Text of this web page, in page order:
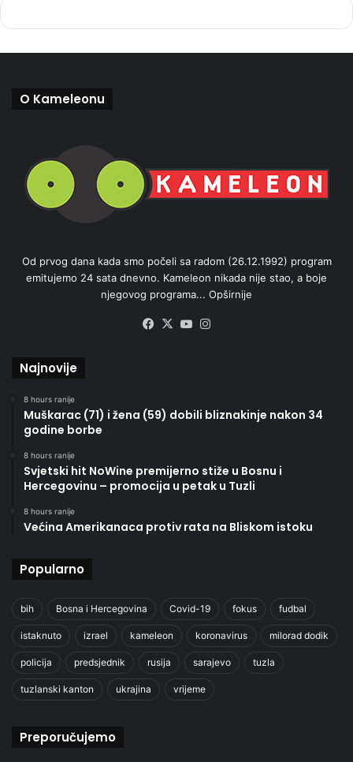
O Kameleonu
Od prvog dana kada smo počeli sa radom (26.12.1992) program
emitujemo 24 sata dnevno. Kameleon nikada nije stao, a boje
njegovog programa... Opširnije
Facebook
X YouTube
Najnovije
8 hours ranije
Muškarac (71) i žena (59) dobili bliznakinje nakon 34
godine borbe
8 hours ranije
Svjetski hit NoWine premijerno stiže u Bosnu i
Hercegovinu – promocija u petak u Tuzli
8 hours ranije
Većina Amerikanaca protiv rata na Bliskom istoku
Popularno
bih Bosna i Hercegovina Covid-19 fokus fudbal
istaknuto izrael kameleon koronavirus milorad dodik
policija predsjednik rusija sarajevo tuzla
tuzlanski kanton ukrajina vrijeme
Preporučujemo